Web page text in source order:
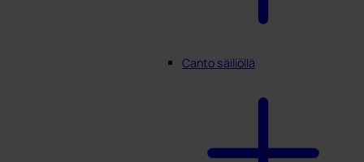
Canto säiliöllä